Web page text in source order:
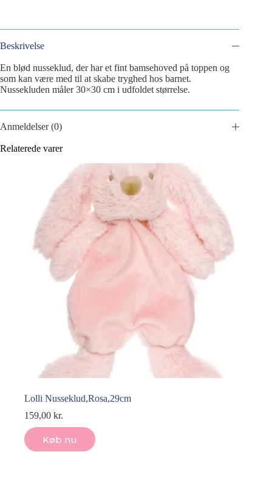
Beskrivelse
En blød nusseklud, der har et fint bamsehoved på toppen og
som kan være med til at skabe tryghed hos barnet.
Nussekluden måler 30×30 cm i udfoldet størrelse.
Anmeldelser (0)
Relaterede varer
Lolli Nusseklud,Rosa,29cm
159,00 kr.
Køb nu